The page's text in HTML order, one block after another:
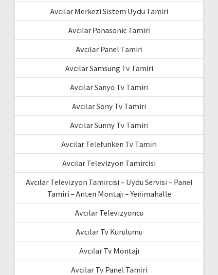
Avcılar Merkezi Sistem Uydu Tamiri
Avcılar Panasonic Tamiri
Avcılar Panel Tamiri
Avcılar Samsung Tv Tamiri
Avcılar Sanyo Tv Tamiri
Avcılar Sony Tv Tamiri
Avcılar Sunny Tv Tamiri
Avcılar Telefunken Tv Tamiri
Avcılar Televizyon Tamircisi
Avcılar Televizyon Tamircisi – Uydu Servisi – Panel
Tamiri – Anten Montajı – Yenimahalle
Avcılar Televizyoncu
Avcılar Tv Kurulumu
Avcılar Tv Montajı
Avcılar Tv Panel Tamiri